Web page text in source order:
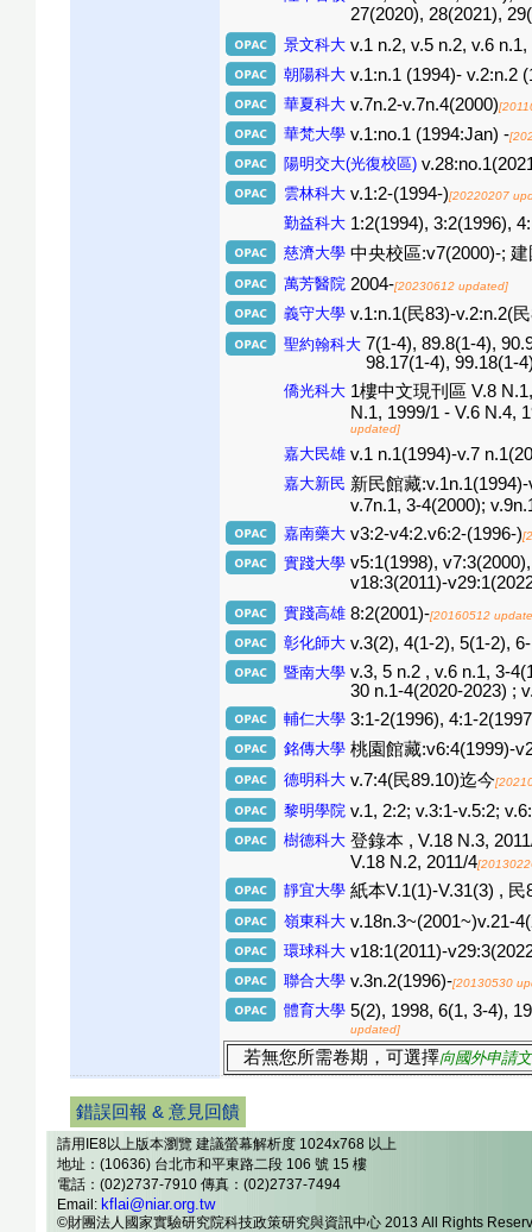
27(2020), 28(2021),
景文科大 v.1 n.2, v.5 n.2, v.6
朝陽科大 v.1:n.1 (1994)- v.2:n.2
華夏科大 v.7n.2-v.7n.4(2000)
華梵大學 v.1:no.1 (1994:Jan) -
陽明交大(光復校區)
雲林科大 v.1:2-(1994-)[20220207
勤益科大 1:2(1994), 3:2(1996),
慈濟大學 中央校區:v7(2000)-;
萬芳醫院 2004-[20230612 updated]
義守大學 v.1:n.1(民83)-v.2:n.2(
聖約翰科大 7(1-4), 89.8(1-4),
98.17(1-4), 99.18(1-
僑光科大 1樓中文現刊區 V.8
N.1, 1999/1 - V.6 N.4,
updated]
嘉大民雄 v.1 n.1(1994)-v.7
嘉大新民 新民館藏
v.7n.1, 3-4(2000);
嘉南藥大 v3:2-v4:2.v6:2-(1996-)
實踐大學 v5:1(1998),
v18:3(2011)-
實踐高雄 8:2(2001)-[20160512
彰化師大 v.3(2), 4(1-2), 5(1-2),
暨南大學 v.3, 5 n.2 , v.6 n.1, 3-
30 n.1-4(2020-2023) ;
輔仁大學 3:1-2(1996), 4:1-
銘傳大學 桃園館藏:v6:4(1999)-
德明科大 v.7:4(民89.10)迄今
黎明學院 v.1, 2:2; v.3:1-v.5:2;
樹德科大 登錄本 , V.18 N.3,
V.18 N.2, 2011/4
靜宜大學 紙本V.1(1)-V.31(3) ,
嶺東科大 v.18n.3~(2001~)v.21-
環球科大 v18:1(2011)-
聯合大學 v.3n.2(1996)-[20130530
體育大學 5(2), 1998, 6(1, 3-4),
updated]
若無您所需卷期，可選擇向國外申請
錯誤回報 & 意見回饋
請用IE8以上版本瀏覽 建議螢幕解析度 1024x768 以上
地址：(10636) 台北市和平東路二段 106 號 15 樓
電話：(02)2737-7910 傳真：(02)2737-7494
Email: kflai@niar.org.tw
©財團法人國家實驗研究院科技政策研究與資訊中心 2013 All Rights